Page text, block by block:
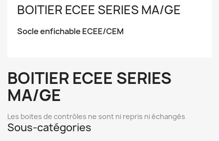
BOITIER ECEE SERIES MA/GE
Socle enfichable ECEE/CEM
BOITIER ECEE SERIES
MA/GE
Les boites de contrôles ne sont ni repris ni échangés
Sous-catégories